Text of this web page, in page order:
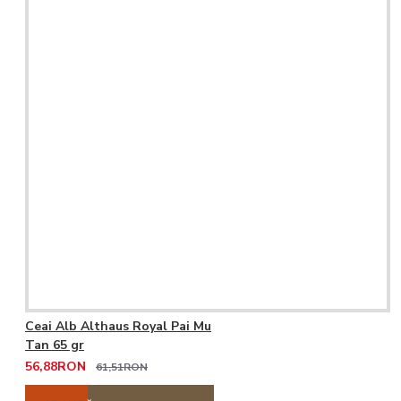
Ceai Alb Althaus Royal Pai Mu
Tan 65 gr
56,88RON
61,51RON